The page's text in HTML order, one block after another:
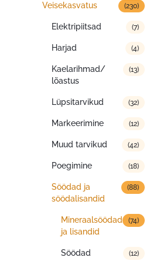
Veisekasvatus (230)
Elektripiitsad (7)
Harjad (4)
Kaelarihmad/
lõastus
(13)
Lüpsitarvikud (32)
Markeerimine (12)
Muud tarvikud (42)
Poegimine (18)
Söödad ja
söödalisandid
(88)
Mineraalsöödad
ja lisandid
(74)
Söödad (12)